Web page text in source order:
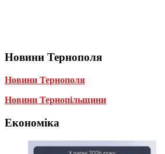
Новини Тернополя
Новини Тернополя
Новини Тернопільщини
Економіка